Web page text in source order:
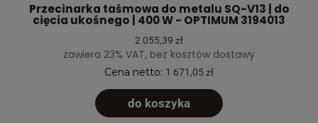
Przecinarka taśmowa do metalu SQ-V13 | do
cięcia ukośnego | 400 W - OPTIMUM 3194013
2 055,39 zł
zawiera 23% VAT, bez kosztów dostawy
Cena netto: 1 671,05 zł
do koszyka